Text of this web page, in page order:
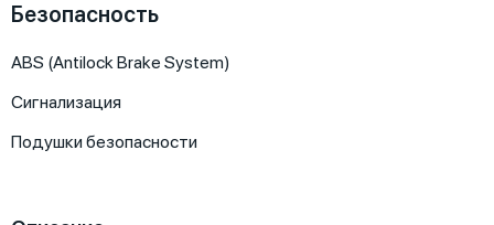
Безопасность
ABS (Antilock Brake System)
Сигнализация
Подушки безопасности